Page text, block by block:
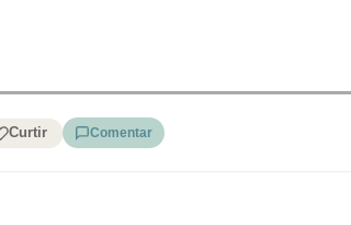
Curtir Comentar